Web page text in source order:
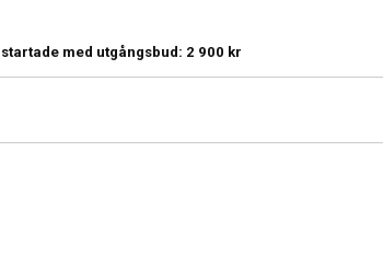
med utgångsbud: 2 900 kr